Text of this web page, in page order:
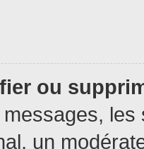
ou
un